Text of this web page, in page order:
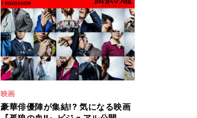
映画
豪華俳優陣が集結!? 気になる映画